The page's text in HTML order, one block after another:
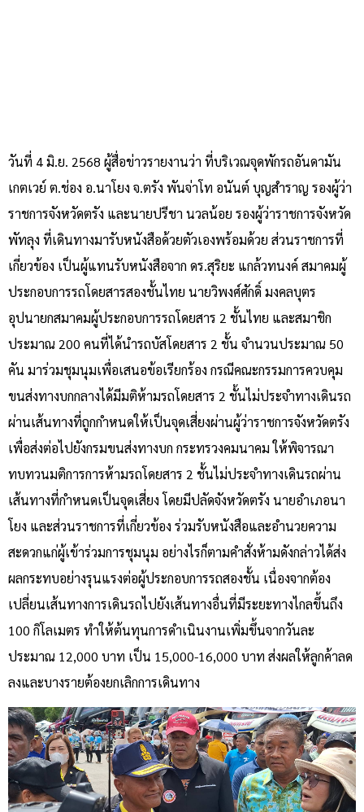
วันที่ 4 มิ.ย. 2568 ผู้สื่อข่าวรายงานว่า ที่บริเวณจุดพักรถอันดามัน
เกตเวย์ ต.ช่อง อ.นาโยง จ.ตรัง พันจ่าโท อนันต์ บุญสำราญ รองผู้ว่า
ราชการจังหวัดตรัง และนายปรีชา นวลน้อย รองผู้ว่าราชการจังหวัด
พัทลุง ที่เดินทางมารับหนังสือด้วยตัวเองพร้อมด้วย ส่วนราชการที่
เกี่ยวข้อง เป็นผู้แทนรับหนังสือจาก ดร.สุริยะ แกล้วทนงค์ สมาคมผู้
ประกอบการรถโดยสารสองชั้นไทย นายวิพงศ์ศักดิ์ มงคลบุตร
อุปนายกสมาคมผู้ประกอบการรถโดยสาร 2 ชั้นไทย และสมาชิก
ประมาณ 200 คนที่ได้นำรถบัสโดยสาร 2 ชั้น จำนวนประมาณ 50
คัน มาร่วมชุมนุมเพื่อเสนอข้อเรียกร้อง กรณีคณะกรรมการควบคุม
ขนส่งทางบกกลางได้มีมติห้ามรถโดยสาร 2 ชั้นไม่ประจำทางเดินรถ
ผ่านเส้นทางที่ถูกกำหนดให้เป็นจุดเสี่ยงผ่านผู้ว่าราชการจังหวัดตรัง
เพื่อส่งต่อไปยังกรมขนส่งทางบก กระทรวงคมนาคม ให้พิจารณา
ทบทวนมติการการห้ามรถโดยสาร 2 ชั้นไม่ประจำทางเดินรถผ่าน
เส้นทางที่กำหนดเป็นจุดเสี่ยง โดยมีปลัดจังหวัดตรัง นายอำเภอนา
โยง และส่วนราชการที่เกี่ยวข้อง ร่วมรับหนังสือและอำนวยความ
สะดวกแก่ผู้เข้าร่วมการชุมนุม อย่างไรก็ตามคำสั่งห้ามดังกล่าวได้ส่ง
ผลกระทบอย่างรุนแรงต่อผู้ประกอบการรถสองชั้น เนื่องจากต้อง
เปลี่ยนเส้นทางการเดินรถไปยังเส้นทางอื่นที่มีระยะทางไกลขึ้นถึง
100 กิโลเมตร ทำให้ต้นทุนการดำเนินงานเพิ่มขึ้นจากวันละ
ประมาณ 12,000 บาท เป็น 15,000-16,000 บาท ส่งผลให้ลูกค้าลด
ลงและบางรายต้องยกเลิกการเดินทาง